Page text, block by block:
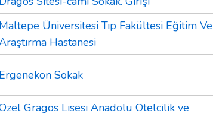
Maltepe Üniversitesi Tıp Fakültesi Eğitim Ve
Hastanesi
Ergenekon Sokak
Gragos Lisesi Anadolu Otelcilik ve